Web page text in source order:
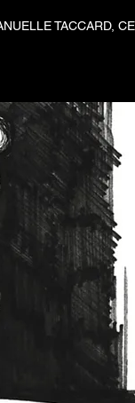
TACCARD,